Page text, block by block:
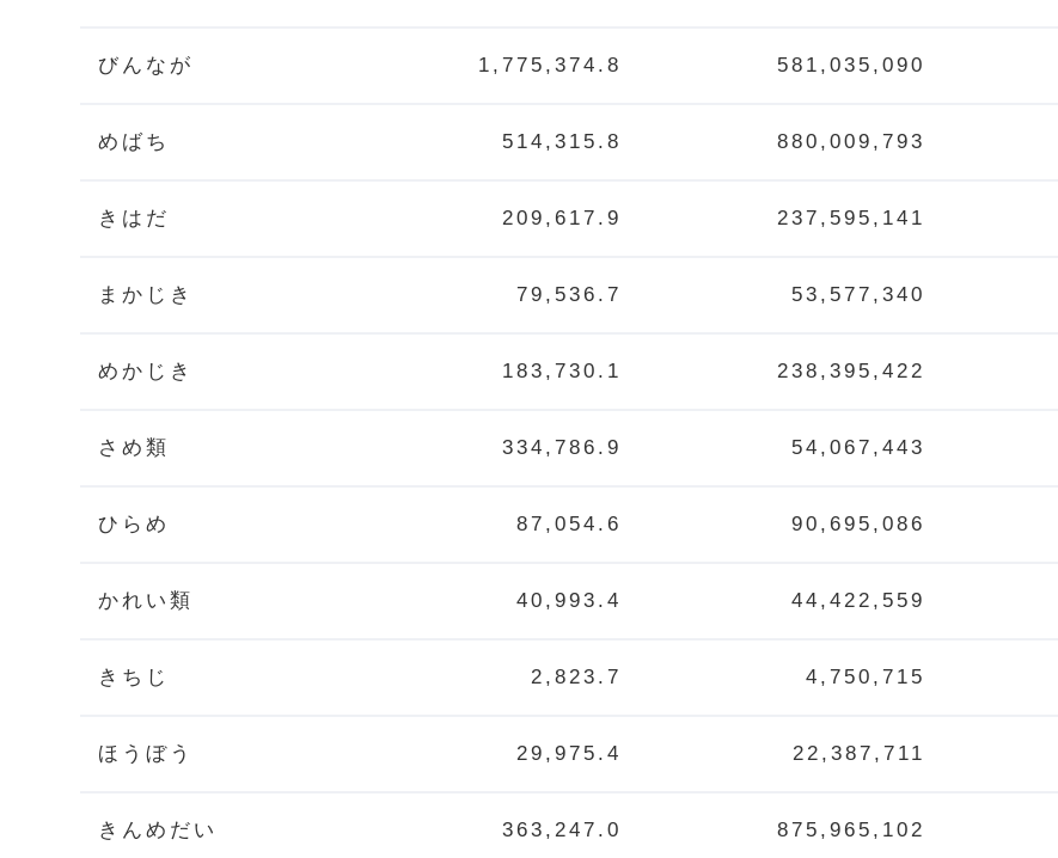
びんなが 1,775,374.8 581,035,090
めばち 514,315.8 880,009,793
きはだ 209,617.9 237,595,141
まかじき 79,536.7 53,577,340
めかじき 183,730.1 238,395,422
さめ類 334,786.9 54,067,443
ひらめ 87,054.6 90,695,086
かれい類 40,993.4 44,422,559
きちじ 2,823.7 4,750,715
ほうぼう 29,975.4 22,387,711
きんめだい 363,247.0 875,965,102